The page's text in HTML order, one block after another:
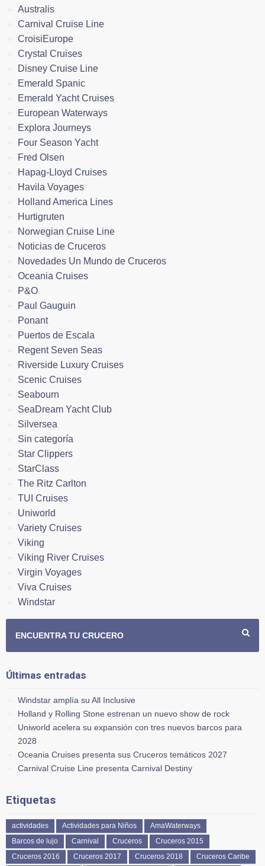
Australis
Carnival Cruise Line
CroisiEurope
Crystal Cruises
Disney Cruise Line
Emerald Spanic
Emerald Yacht Cruises
European Waterways
Explora Journeys
Four Season Yacht
Fred Olsen
Hapag-Lloyd Cruises
Havila Voyages
Holland America Lines
Hurtigruten
Norwegian Cruise Line
Noticias de Cruceros
Novedades Un Mundo de Cruceros
Oceania Cruises
P&O
Paul Gauguin
Ponant
Puertos de Escala
Regent Seven Seas
Riverside Luxury Cruises
Scenic Cruises
Seabourn
SeaDream Yacht Club
Silversea
Sin categoría
Star Clippers
StarClass
The Ritz Carlton
TUI Cruises
Uniworld
Variety Cruises
Viking
Viking River Cruises
Virgin Voyages
Viva Cruises
Windstar
ENCUENTRA TU CRUCERO
Últimas entradas
Windstar amplía su All Inclusive
Holland y Rolling Stone estrenan un nuevo show de rock
Uniworld acelera su expansión con tres nuevos barcos para
2028
Oceania Cruises presenta sus Cruceros temáticos 2027
Carnival Cruise Line presenta Carnival Destiny
Etiquetas
actividades Actividades para Niños
AmaWaterways
Barcos de lujo
Carnival Cruceros
Cruceros 2015
Cruceros 2016
Cruceros 2017 Cruceros 2018
Cruceros Caribe